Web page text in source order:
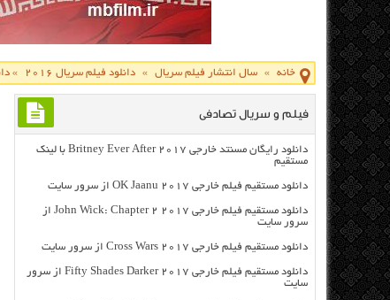
خانه » سال انتشار فیلم سریال » دانلود فیلم سریال 2016 »
فیلم و سریال تصادفی
دانلود رایگان مسنتد خارجی Britney Ever After 2017 با لینک
مستقیم
دانلود مستقیم فیلم خارجی OK Jaanu 2017 از سرور سایت
دانلود مستقیم فیلم خارجی John Wick: Chapter 2 2017 از
سرور سایت
دانلود مستقیم فیلم خارجی Cross Wars 2017 از سرور سایت
دانلود مستقیم فیلم خارجی Fifty Shades Darker 2017 از سرور
سایت